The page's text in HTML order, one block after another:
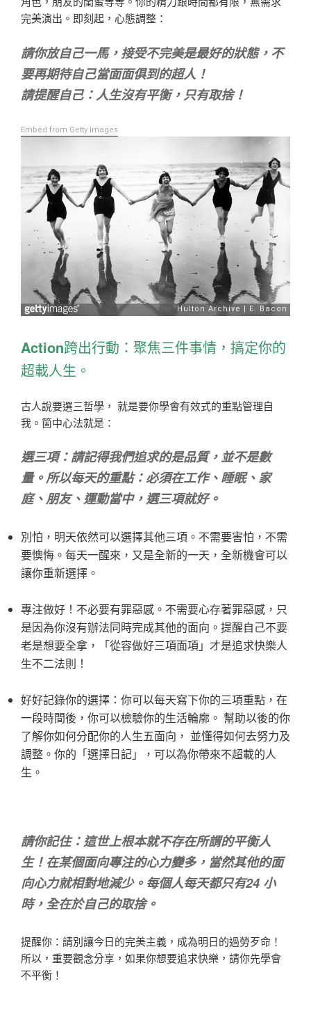
完美演出。 即刻起，心態調整：
請你放自己一馬，接受不完美是最好的狀態，不
要再期待自己當面面俱到的超人！
請提醒自己：人生沒有平衡，只有取捨！
Embed from Getty Images
Action跨出行動：聚焦三件事情，搞定你的
超載人生。
古人說要選三哲學， 就是要你學會有效式的重點管理自
我。 箇中心法就是：
選三項：請記得我們追求的是品質，並不是數
量。所以每天的重點：必須在工作、睡眠、家
庭、朋友、運動當中，選三項就好。
別怕，明天依然可以選擇其他三項。 不需要害怕， 不需
要懊悔。 每天一醒來，又是全新的一天，全新機會可以
讓你重新選擇。
專注做好！ 不必要有罪惡感。 不需要心存著罪惡感，只
是因為你沒有辦法同時完成其他的面向。 提醒自己不要
老是想要全拿，「從容做好三項面項」才是追求快樂人
生不二法則！
好好記錄你的選擇：你可以每天寫下你的三項重點，在
一段時間後，你可以檢驗你的生活輪廓。 幫助以後的你
了解你如何分配你的人生五面向， 並懂得如何去努力及
調整。 你的「選擇日記」
，可以為你帶來不超載的人
生。
請你記住：這世上根本就不存在所謂的平衡人
生！ 在某個面向專注的心力變多， 當然其他的面
向心力就相對地減少。每個人每天都只有24 小
時，全在於自己的取捨。
提醒你： 請別讓今日的完美主義，成為明日的過勞歹命！
所以， 重要觀念分享，如果你想要追求快樂，請你先學會
不平衡！